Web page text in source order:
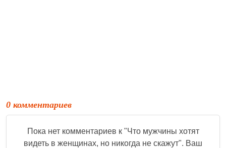
0 комментариев
Пока нет комментариев к "Что мужчины хотят
видеть в женщинах, но никогда не скажут". Ваш